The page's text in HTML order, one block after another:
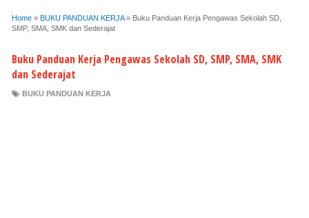
Home » BUKU PANDUAN KERJA» Buku Panduan Kerja Pengawas Sekolah SD,
SMP, SMA, SMK dan Sederajat
Buku Panduan Kerja Pengawas Sekolah SD, SMP, SMA, SMK
dan Sederajat
BUKU PANDUAN KERJA